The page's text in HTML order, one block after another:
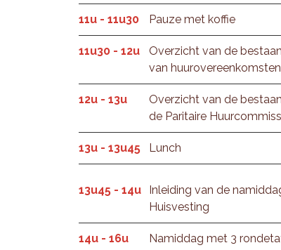
11u - 11u30 Pauze met koffie
11u30 - 12u
Overzicht van de
van
12u - 13u
Overzicht van de
de Paritaire
13u - 13u45 Lunch
13u45 - 14u
Inleiding van de
Huisvesting
14u - 16u Namiddag met 3